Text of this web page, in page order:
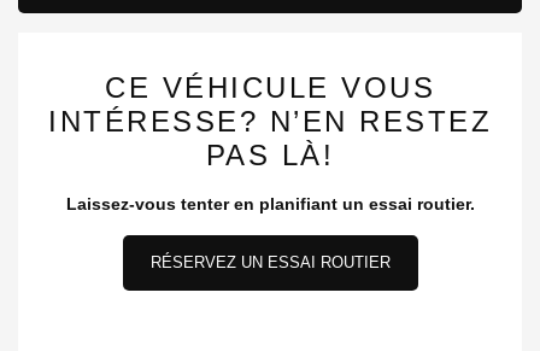
CE VÉHICULE VOUS
INTÉRESSE? N’EN RESTEZ
PAS LÀ!
Laissez-vous tenter en planifiant un essai routier.
RÉSERVEZ UN ESSAI ROUTIER